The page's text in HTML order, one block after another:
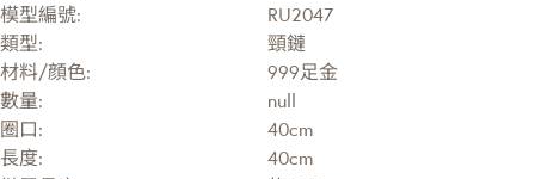
模型編號:
RU2047
類型:
頸鏈
材料/顔色:
999足金
數量:
null
圈口:
40cm
長度:
40cm